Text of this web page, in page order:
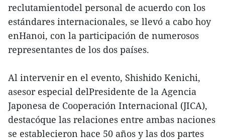
reclutamientodel personal de acuerdo con los
estándares internacionales, se llevó a cabo hoy
enHanoi, con la participación de numerosos
representantes de los dos países.
Al intervenir en el evento, Shishido Kenichi,
asesor especial delPresidente de la Agencia
Japonesa de Cooperación Internacional (JICA),
destacóque las relaciones entre ambas naciones
se establecieron hace 50 años y las dos partes